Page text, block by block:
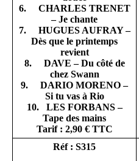
6. CHARLES TRENET
– Je chante
7. HUGUES AUFRAY –
Dès que le printemps
revient
8. DAVE – Du côté de
chez Swann
9. DARIO MORENO –
Si tu vas à Rio
10. LES FORBANS –
Tape des mains
Tarif : 2,90 € TTC
Réf : S315